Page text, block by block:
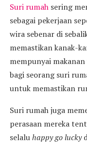
Suri rumah sering
sebagai pekerjaan
wira sebenar di
memastikan kanak-
mempunyai
bagi seorang suri
untuk memastikan
Suri rumah juga
perasaan mereka
selaluhappy go lucky